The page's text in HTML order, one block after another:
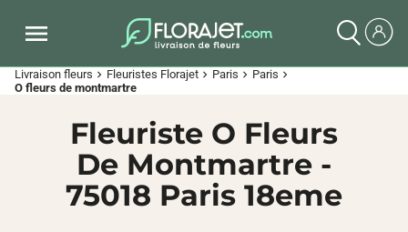
Livraison fleurs chevron_right Fleuristes Florajet chevron_right Paris chevron_right Paris chevron_right
O fleurs de montmartre
Fleuriste O Fleurs
De Montmartre -
75018 Paris 18eme